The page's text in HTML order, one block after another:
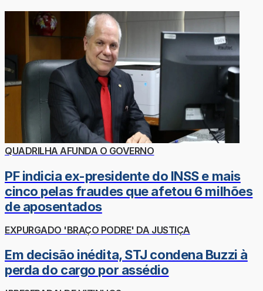
QUADRILHA AFUNDA O GOVERNO
PF indicia ex-presidente do INSS e mais
cinco pelas fraudes que afetou 6 milhões
de aposentados
EXPURGADO 'BRAÇO PODRE' DA JUSTIÇA
Em decisão inédita, STJ condena Buzzi à
perda do cargo por assédio